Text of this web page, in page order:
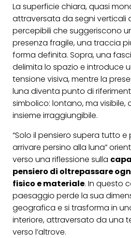
La superficie chiara, quasi
attraversata da segni verticali
percepibili che suggeriscono
presenza fragile, una traccia
forma definita. Sopra, una
delimita lo spazio e introduce
tensione visiva, mentre la
luna diventa punto di
simbolico: lontano, ma visibile,
insieme irraggiungibile.
“Solo il pensiero supera tutto e
arrivare persino alla luna”
verso una riflessione sulla
pensiero di oltrepassare
fisico e materiale. In questo
paesaggio perde la sua
geografica e si trasforma in
interiore, attraversato da una
verso l’altrove.